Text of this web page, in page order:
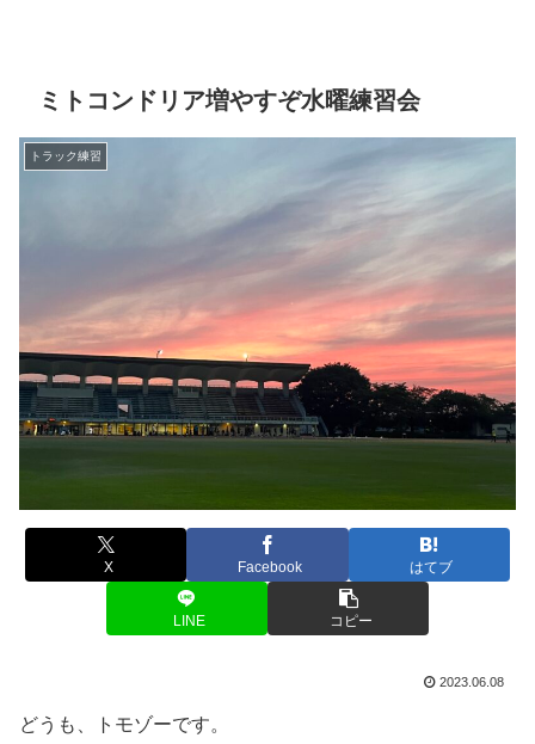
ミトコンドリア増やすぞ水曜練習会
トラック練習
X Facebook はてブ
LINE コピー
2023.06.08
どうも、トモゾーです。